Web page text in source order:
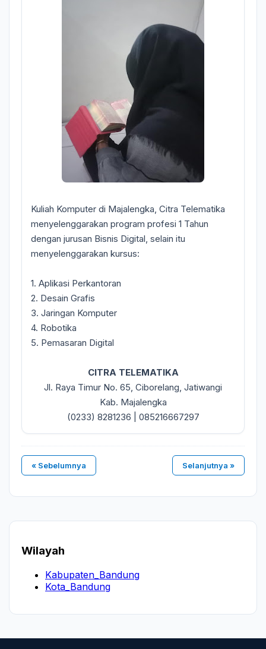
Kuliah Komputer di Majalengka, Citra Telematika
menyelenggarakan program profesi 1 Tahun
dengan jurusan Bisnis Digital, selain itu
menyelenggarakan kursus:
1. Aplikasi Perkantoran
2. Desain Grafis
3. Jaringan Komputer
4. Robotika
5. Pemasaran Digital
CITRA TELEMATIKA
Jl. Raya Timur No. 65, Ciborelang, Jatiwangi
Kab. Majalengka
(0233) 8281236 | 085216667297
« Sebelumnya Selanjutnya »
Wilayah
Kabupaten_Bandung
Kota_Bandung